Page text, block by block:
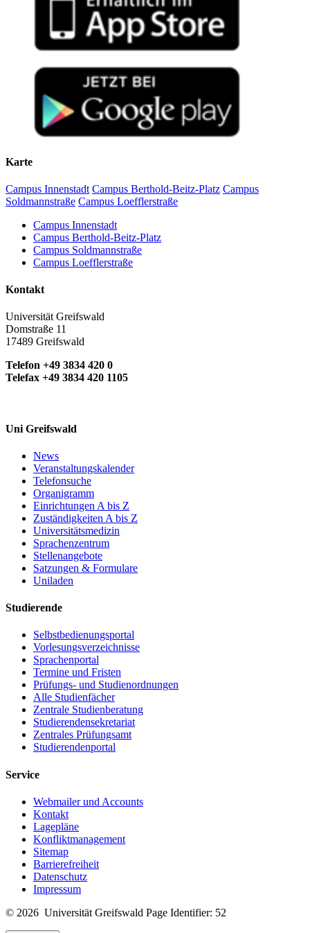
Karte
Campus Innenstadt Campus Berthold-Beitz-Platz Campus
Soldmannstraße Campus Loefflerstraße
Campus Innenstadt
Campus Berthold-Beitz-Platz
Campus Soldmannstraße
Campus Loefflerstraße
Kontakt
Universität Greifswald
Domstraße 11
17489 Greifswald
Telefon +49 3834 420 0
Telefax +49 3834 420 1105
Uni Greifswald
News
Veranstaltungskalender
Telefonsuche
Organigramm
Einrichtungen A bis Z
Zuständigkeiten A bis Z
Universitätsmedizin
Sprachenzentrum
Stellenangebote
Satzungen & Formulare
Uniladen
Studierende
Selbstbedienungsportal
Vorlesungsverzeichnisse
Sprachenportal
Termine und Fristen
Prüfungs- und Studienordnungen
Alle Studienfächer
Zentrale Studienberatung
Studierendensekretariat
Zentrales Prüfungsamt
Studierendenportal
Service
Webmailer und Accounts
Kontakt
Lagepläne
Konfliktmanagement
Sitemap
Barrierefreiheit
Datenschutz
Impressum
© 2026 Universität Greifswald Page Identifier: 52